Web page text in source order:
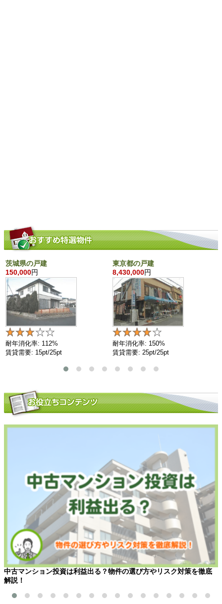
茨城県の戸建
150,000円
耐年消化率: 112%
賃貸需要: 15pt/25pt
東京都の戸建
8,430,000円
耐年消化率: 150%
賃貸需要: 25pt/25pt
中古マンション投資は利益出る？物件の選び方やリスク対策を徹底
解説！